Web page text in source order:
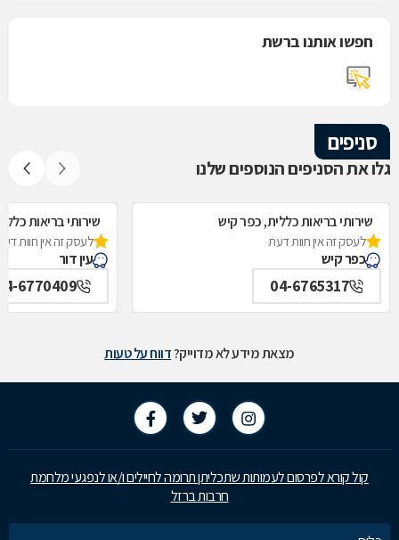
חפשו אותנו ברשת
סניפים
גלו את הסניפים הנוספים שלנו
שירותי בריאות כללית, כפר קיש
לעסק זה אין חוות דעת
כפר קיש
04-6765317
שירותי בריאות
לעסק זה אין חוות
עין דור
6770409
מצאת מידע לא מדוייק?דווח על טעות
קול קורא לפרסום לעמותות שתכליתן תרומה לחיילים ו/או לנפגעי מלחמת
חרבות ברזל